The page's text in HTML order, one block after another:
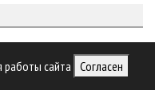
работы сайта Согласен
Рашидом Исмаиловым